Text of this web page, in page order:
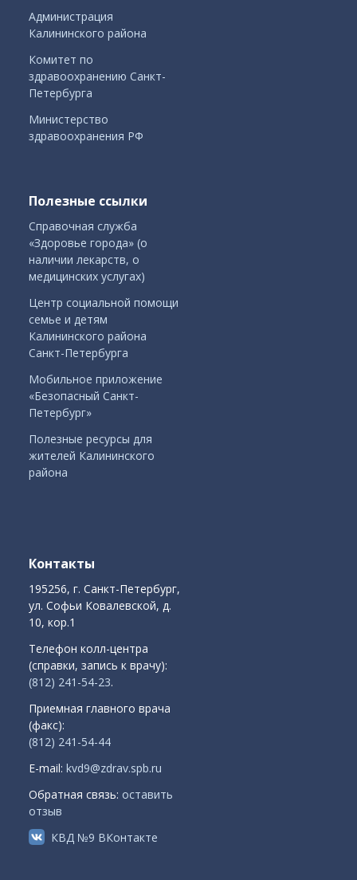
Администрация
Калининского района
Комитет по
здравоохранению Санкт-
Петербурга
Министерство
здравоохранения РФ
Полезные ссылки
Справочная служба
«Здоровье города» (о
наличии лекарств, о
медицинских услугах)
Центр социальной помощи
семье и детям
Калининского района
Санкт-Петербурга
Мобильное приложение
«Безопасный Санкт-
Петербург»
Полезные ресурсы для
жителей Калининского
района
Контакты
195256, г. Санкт-Петербург,
ул. Софьи Ковалевской, д.
10, кор.1
Телефон колл-центра
(справки, запись к врачу):
(812) 241-54-23.
Приемная главного врача
(факс):
(812) 241-54-44
E-mail: kvd9@zdrav.spb.ru
Обратная связь: оставить
отзыв
КВД №9 ВКонтакте